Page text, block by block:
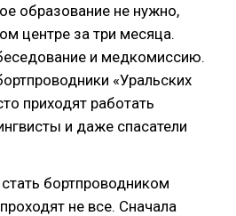
образование не нужно,
центре за три месяца.
и медкомиссию.
«Уральских
приходят работать
и даже спасатели
бортпроводником
не все. Сначала